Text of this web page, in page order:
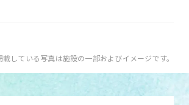
様に選ばれるできたてのお食事
設内に厨房を構え、手作りのお食
てで提供しています。約8割のお
ショートステイ
定」を受けていない方
ジャー」が決まっていない方：地
センターまたは居宅介護支援事務
ましょう。
ビス ：ホームに入居したい方向け
は以下です。
している写真は施設の一部およびイメージです。